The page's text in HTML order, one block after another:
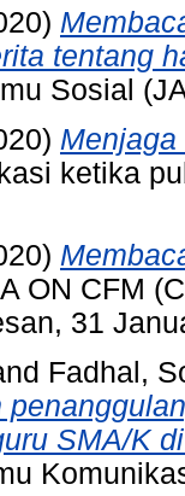
tentang
Sosial
ketika
ON CFM
31
Fadhal,
SMA/K